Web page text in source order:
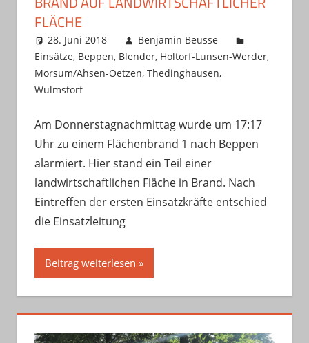
FLÄCHE
28. Juni 2018
Benjamin Beusse
Einsätze, Beppen, Blender, Holtorf-Lunsen-Werder,
Morsum/Ahsen-Oetzen, Thedinghausen,
Wulmstorf
Am Donnerstagnachmittag wurde um 17:17
Uhr zu einem Flächenbrand 1 nach Beppen
alarmiert. Hier stand ein Teil einer
landwirtschaftlichen Fläche in Brand. Nach
Eintreffen der ersten Einsatzkräfte entschied
die Einsatzleitung
Beitrag weiterlesen